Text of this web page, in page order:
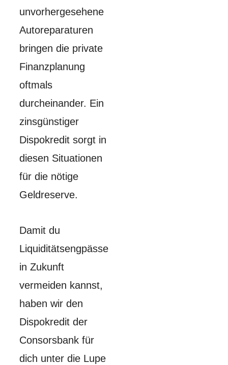
unvorhergesehene
Autoreparaturen
bringen die private
Finanzplanung
oftmals
durcheinander. Ein
zinsgünstiger
Dispokredit sorgt in
diesen Situationen
für die nötige
Geldreserve.
Damit du
Liquiditätsengpässe
in Zukunft
vermeiden kannst,
haben wir den
Dispokredit der
Consorsbank für
dich unter die Lupe